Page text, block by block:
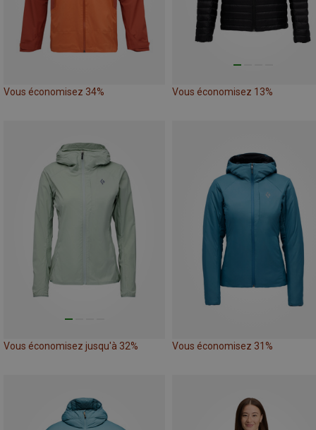
Vous économisez 34% Vous économisez 13%
Vous économisez jusqu'à 32% Vous économisez 31%